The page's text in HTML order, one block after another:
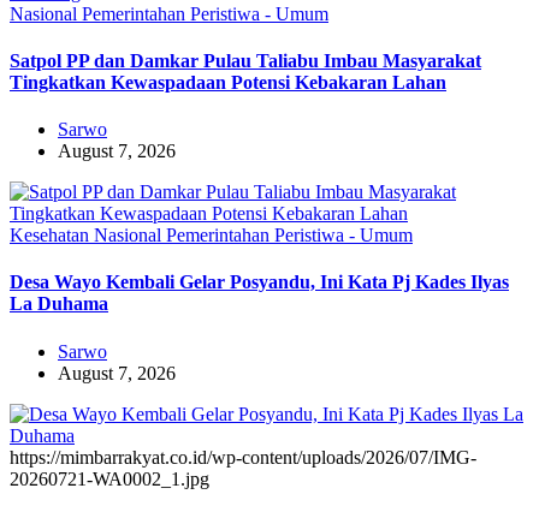
Nasional Pemerintahan Peristiwa - Umum
Satpol PP dan Damkar Pulau Taliabu Imbau Masyarakat
Tingkatkan Kewaspadaan Potensi Kebakaran Lahan
Sarwo
August 7, 2026
Kesehatan Nasional Pemerintahan Peristiwa - Umum
Desa Wayo Kembali Gelar Posyandu, Ini Kata Pj Kades Ilyas
La Duhama
Sarwo
August 7, 2026
https://mimbarrakyat.co.id/wp-content/uploads/2026/07/IMG-
20260721-WA0002_1.jpg